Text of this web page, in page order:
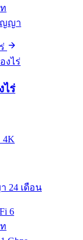
ญญา
งไร่
ไร่
4K
24 เดือน
6